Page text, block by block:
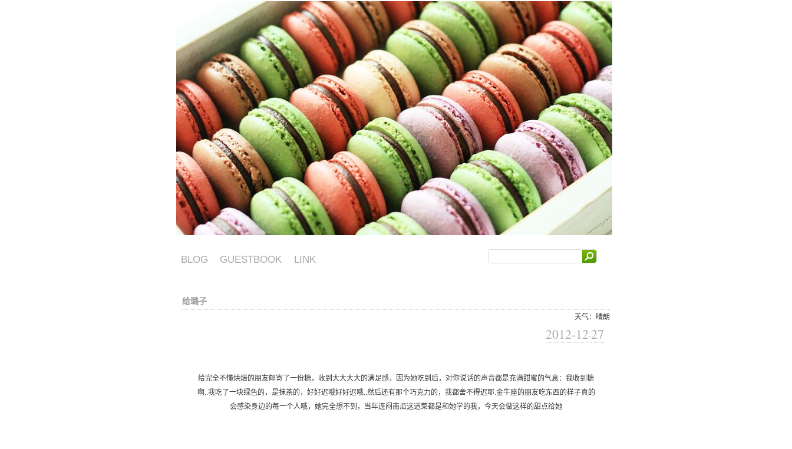
BLOG GUESTBOOK LINK
给璐子
天气：晴朗
2012-12-27
给完全不懂烘焙的朋友邮寄了一份糖，收到大大大大的满足感，因为她吃到后，对你说话的声音都是充满甜蜜的气息：我收到糖
啊..我吃了一块绿色的，是抹茶的，好好迟哦好好迟哦..然后还有那个巧克力的，我都舍不得迟耶.金牛座的朋友吃东西的样子真的
会感染身边的每一个人哦，她完全想不到，当年连闷南瓜这道菜都是和她学的我，今天会做这样的甜点给她